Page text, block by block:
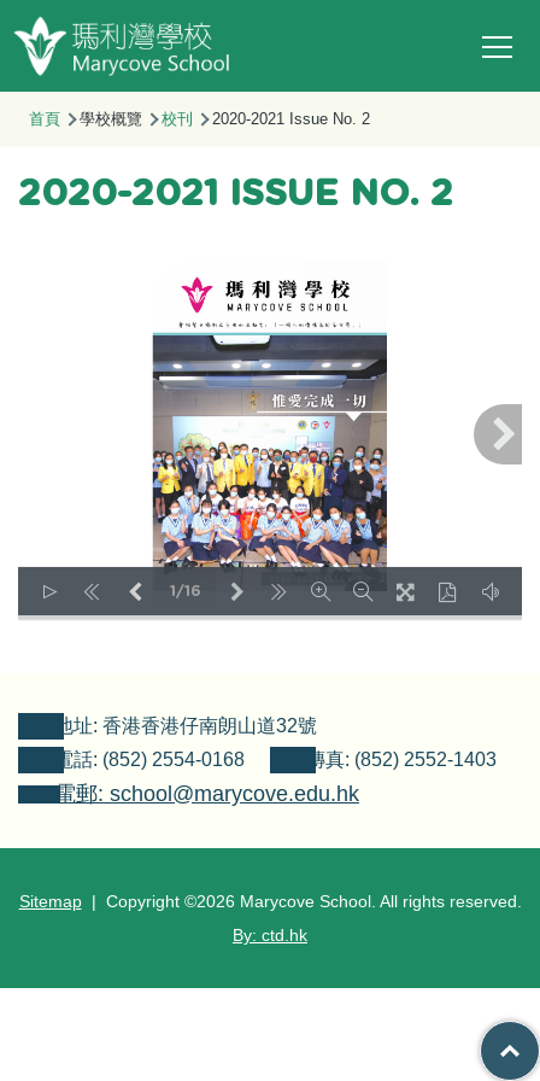
移至主內容
導
連
首頁 學校概覽 校刊 2020-2021 Issue No. 2
2020-2021 ISSUE NO. 2
1/16
地址: 香港香港仔南朗山道32號
電話: (852) 2554-0168
傳真: (852) 2552-1403
電郵: school@marycove.edu.hk
Sitemap| Copyright ©2026 Marycove School. All rights reserved.
By: ctd.hk